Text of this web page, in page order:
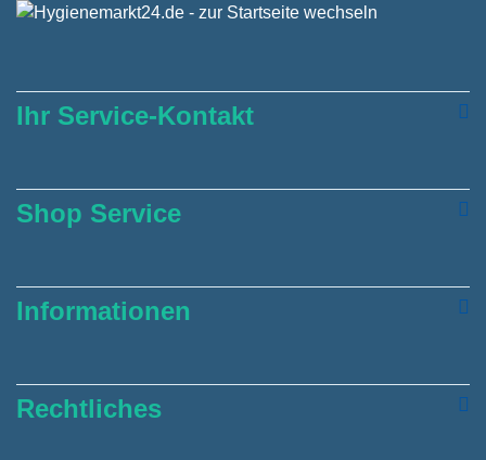
Ihr Service-Kontakt
Shop Service
Informationen
Rechtliches